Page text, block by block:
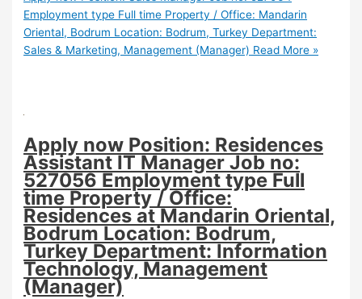
Employment type Full time Property / Office: Mandarin
Oriental, Bodrum Location: Bodrum, Turkey Department:
Sales & Marketing, Management (Manager) Read More »
Apply now Position: Residences
Assistant IT Manager Job no:
527056 Employment type Full
time Property / Office:
Residences at Mandarin Oriental,
Bodrum Location: Bodrum,
Turkey Department: Information
Technology, Management
(Manager)